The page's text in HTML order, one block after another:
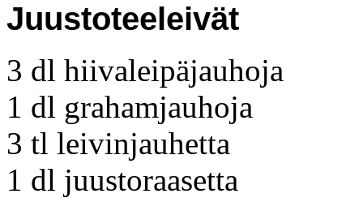
Juustoteeleivät
3 dl hiivaleipäjauhoja
1 dl grahamjauhoja
3 tl leivinjauhetta
1 dl juustoraasetta